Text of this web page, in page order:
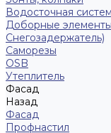
Водосточная
Доборные
Снегозадержатель)
Саморезы
ОSB
Утеплитель
Фасад
Назад
Фасад
Профнастил